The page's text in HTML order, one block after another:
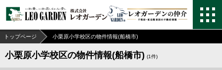
トップページ 小栗原小学校区の物件情報(船橋市)
小栗原小学校区の物件情報(船橋市) (1件)